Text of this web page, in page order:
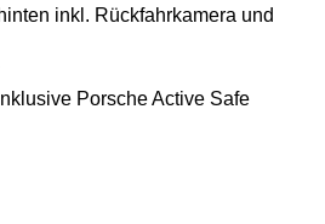
inkl. Rückfahrkamera und
Porsche Active Safe